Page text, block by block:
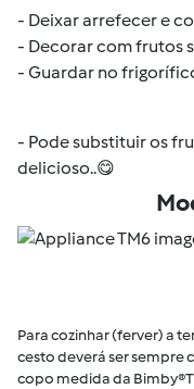
- Deixar arrefecer e
- Decorar com frutos
- Guardar no
- Pode substituir os
delicioso..😋
Para cozinhar (ferver) a
cesto deverá ser sempre
copo medida da